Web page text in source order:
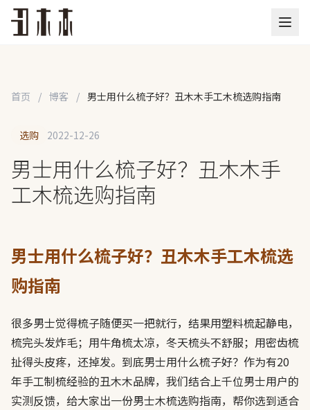
首页 / 博客 / 男士用什么梳子好？丑木木手工木梳选购指南
选购 2022-12-26
男士用什么梳子好？丑木木手
工木梳选购指南
男士用什么梳子好？丑木木手工木梳选
购指南
很多男士觉得梳子随便买一把就行，结果用塑料梳起静电，
梳完头发炸毛；用牛角梳太凉，冬天梳头不舒服；用密齿梳
扯得头皮疼，还掉发。到底男士用什么梳子好？作为有20
年手工制梳经验的丑木木品牌，我们结合上千位男士用户的
实测反馈，给大家出一份男士木梳选购指南，帮你选到适合